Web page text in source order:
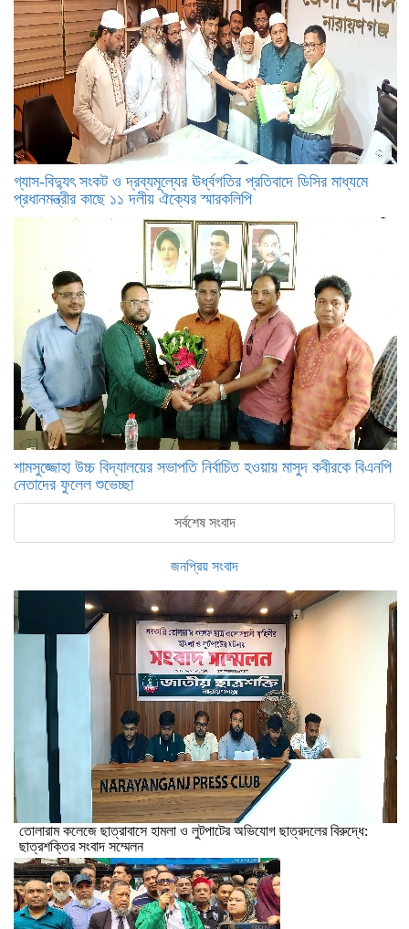
গ্যাস-বিদ্যুৎ সংকট ও দ্রব্যমূল্যের ঊর্ধ্বগতির প্রতিবাদে ডিসির মাধ্যমে
প্রধানমন্ত্রীর কাছে ১১ দলীয় ঐক্যের স্মারকলিপি
শামসুজ্জোহা উচ্চ বিদ্যালয়ের সভাপতি নির্বাচিত হওয়ায় মাসুদ কবীরকে বিএনপি
নেতাদের ফুলেল শুভেচ্ছা
সর্বশেষ সংবাদ
জনপ্রিয় সংবাদ
তোলারাম কলেজে ছাত্রাবাসে হামলা ও লুটপাটের অভিযোগ ছাত্রদলের বিরুদ্ধে:
ছাত্রশক্তির সংবাদ সম্মেলন